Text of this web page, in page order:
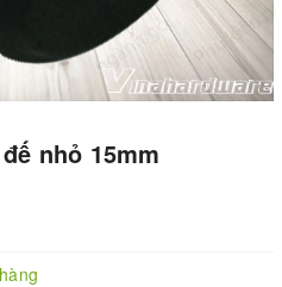
nhỏ 15mm